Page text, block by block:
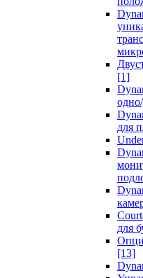
[1]
для
для
[13]